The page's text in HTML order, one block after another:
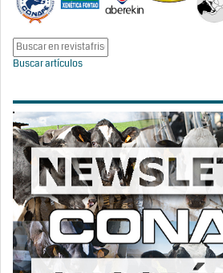
Buscar artículos